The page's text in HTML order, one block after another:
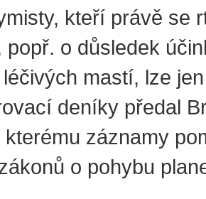
kteří právě se
popř. o důsledek
mastí, lze
deníky předal
kterému záznamy
o pohybu